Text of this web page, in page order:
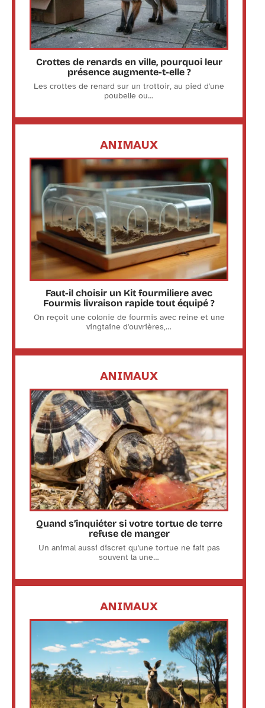
Crottes de renards en ville, pourquoi leur
présence augmente-t-elle ?
Les crottes de renard sur un trottoir, au pied d'une
poubelle ou…
ANIMAUX
Faut-il choisir un Kit fourmiliere avec
Fourmis livraison rapide tout équipé ?
On reçoit une colonie de fourmis avec reine et une
vingtaine d'ouvrières,…
ANIMAUX
Quand s’inquiéter si votre tortue de terre
refuse de manger
Un animal aussi discret qu'une tortue ne fait pas
souvent la une…
ANIMAUX